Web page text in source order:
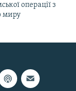
операції з
миру